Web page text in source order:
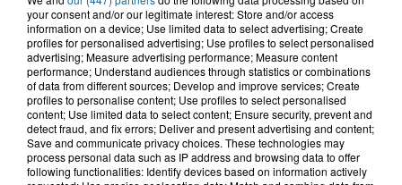
Gagnez vos entrées pour Dennlys
Parc
Gagnez vos entrées pour le parc
Bagatelle
your consent and/or our legitimate interest: Store and/or access
information on a device; Use limited data to select advertising; Create
profiles for personalised advertising; Use profiles to select personalised
advertising; Measure advertising performance; Measure content
performance; Understand audiences through statistics or combinations
of data from different sources; Develop and improve services; Create
profiles to personalise content; Use profiles to select personalised
content; Use limited data to select content; Ensure security, prevent and
detect fraud, and fix errors; Deliver and present advertising and content;
Save and communicate privacy choices. These technologies may
process personal data such as IP address and browsing data to offer
following functionalities: Identify devices based on information actively